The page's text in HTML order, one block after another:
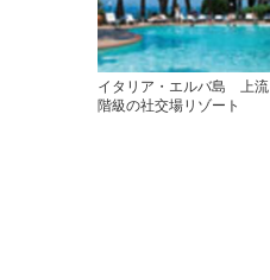
イタリア・エルバ島 上流
階級の社交場リゾート